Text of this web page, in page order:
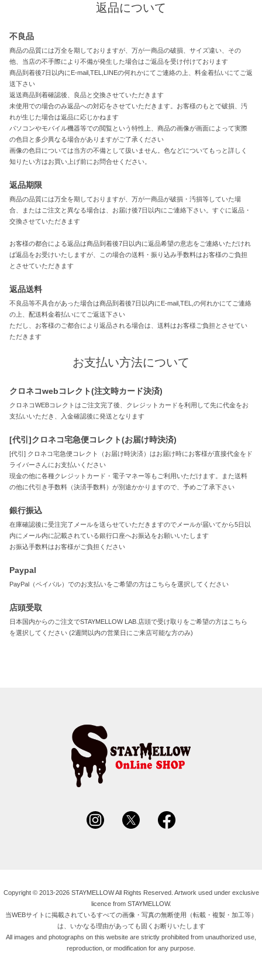
返品について
不良品
商品の品質には万全を期しておりますが、万が一商品の破損、サイズ違い、その
他、当店の不手際により不備が発生した場合はご返品を受け付けております
商品到着後7日以内にE-mail,TEL,LINEの何れかにてご連絡の上、料金着払いにてご返
送下さい
返送商品到着確認後、良品と交換させていただきます
未使用での場合のみ返品への対応をさせていただきます。お客様のもとで破損、汚
れが生じた場合は返品に応じかねます
パソコンやモバイル機器等での閲覧という特性上、商品の画像が画面によって実際
の色目と多少異なる場合がありますがご了承ください
画像の色目については当方の不備として扱いません。色などについてもっと詳しく
知りたい方はお買い上げ前にお問合せください。
返品期限
商品の品質には万全を期しておりますが、万が一商品が破損・汚損等していた場
合、またはご注文と異なる場合は、お届け後7日以内にご連絡下さい。すぐに返品・
交換させていただきます
お客様の都合による返品は商品到着後7日以内に返品希望の意志をご連絡いただけれ
ば返品をお受けいたしますが、この場合の送料・振り込み手数料はお客様のご負担
とさせていただきます
返品送料
不良品等不具合があった場合は商品到着後7日以内にE-mail,TEL,の何れかにてご連絡
の上、配送料金着払いにてご返送下さい
ただし、お客様のご都合により返品される場合は、送料はお客様ご負担とさせてい
ただきます
お支払い方法について
クロネコwebコレクト(注文時カード決済)
クロネコWEBコレクトはご注文完了後、クレジットカードを利用して先に代金をお
支払いいただき、入金確認後に発送となります
[代引]クロネコ宅急便コレクト(お届け時決済)
[代引] クロネコ宅急便コレクト（お届け時決済）はお届け時にお客様が直接代金をド
ライバーさんにお支払いください
現金の他に各種クレジットカード・電子マネー等もご利用いただけます。また送料
の他に代引き手数料（決済手数料）が別途かかりますので、予めご了承下さい
銀行振込
在庫確認後に受注完了メールを送らせていただきますのでメールが届いてから5日以
内にメール内に記載されている銀行口座へお振込をお願いいたします
お振込手数料はお客様がご負担ください
Paypal
PayPal（ペイパル）でのお支払いをご希望の方はこちらを選択してください
店頭受取
日本国内からのご注文でSTAYMELLOW LAB.店頭で受け取りをご希望の方はこちら
を選択してください (2週間以内の営業日にご来店可能な方のみ)
Copyright © 2013-2026 STAYMELLOW All Rights Reserved. Artwork used under exclusive
licence from STAYMELLOW.
当WEBサイトに掲載されているすべての画像・写真の無断使用（転載・複製・加工等）
は、いかなる理由があっても固くお断りいたします
All images and photographs on this website are strictly prohibited from unauthorized use,
reproduction, or modification for any purpose.